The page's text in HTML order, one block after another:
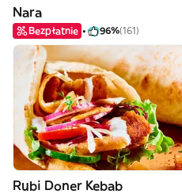
Nara
Bezpłatnie 96%(161)
Rubi Doner Kebab